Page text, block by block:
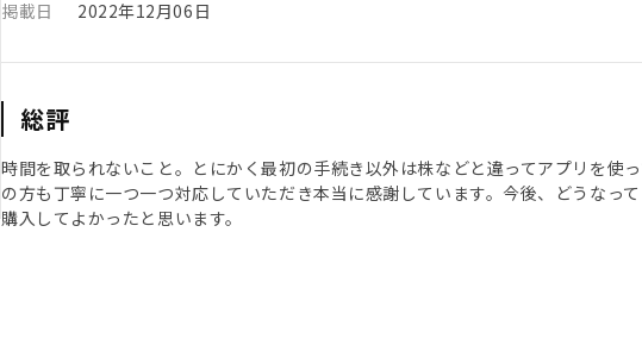
掲載日
2022年12月06日
総評
時間を取られないこと。とにかく最初の手続き以外は株などと違ってアプリを使
の方も丁寧に一つ一つ対応していただき本当に感謝しています。今後、どうなっ
購入してよかったと思います。